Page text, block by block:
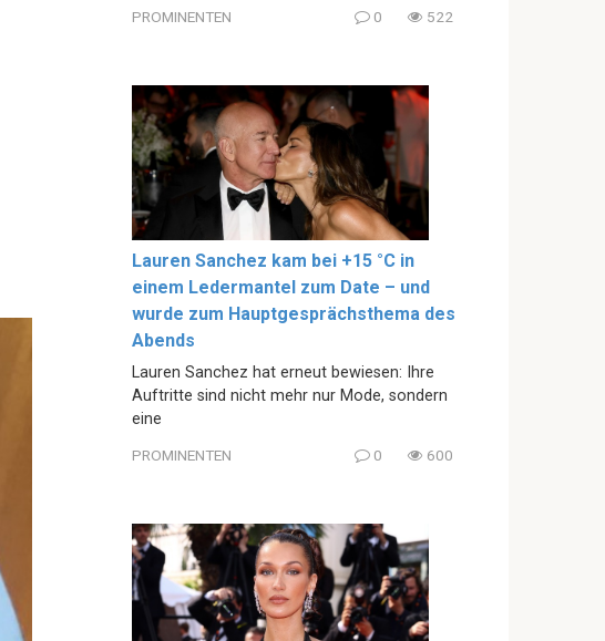
PROMINENTEN 0 522
Lauren Sanchez kam bei +15 °C in
einem Ledermantel zum Date – und
wurde zum Hauptgesprächsthema des
Abends
Lauren Sanchez hat erneut bewiesen: Ihre
Auftritte sind nicht mehr nur Mode, sondern
eine
PROMINENTEN 0 600